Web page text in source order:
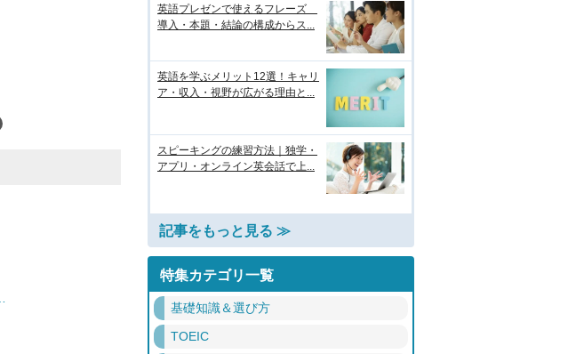
英語プレゼンで使えるフレーズ
導入・本題・結論の構成からス...
英語を学ぶメリット12選！キャリ
ア・収入・視野が広がる理由と...
スピーキングの練習方法｜独学・
アプリ・オンライン英会話で上...
記事をもっと見る ≫
特集カテゴリ一覧
基礎知識＆選び方
TOEIC